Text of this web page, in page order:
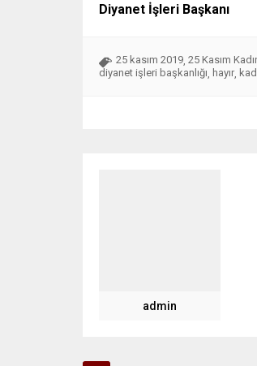
Diyanet İşleri Başkanı
25 kasım 2019, 25 Kasım
diyanet işleri başkanlığı, hayır,
admin